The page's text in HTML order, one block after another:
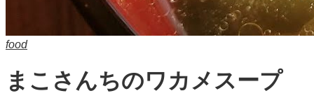
food
まこさんちのワカメスープ